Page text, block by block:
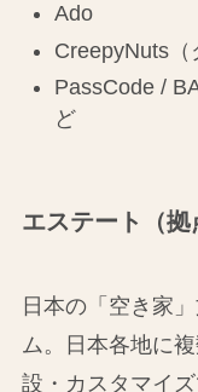
Ado
CreepyNuts（
PassCode /
ど
エステート（拠
日本の「空き家
ム。日本各地に
設・カスタマイ